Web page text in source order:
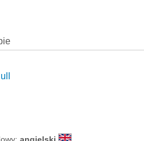
angielski